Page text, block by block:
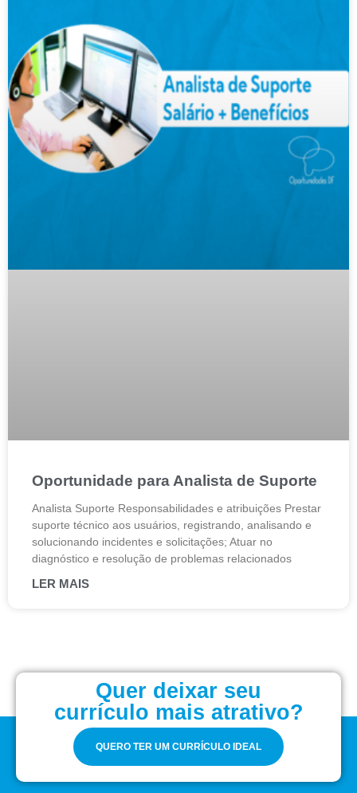
Oportunidade para Analista de Suporte
Analista Suporte Responsabilidades e atribuições Prestar
suporte técnico aos usuários, registrando, analisando e
solucionando incidentes e solicitações; Atuar no
diagnóstico e resolução de problemas relacionados
LER MAIS
Quer deixar seu
currículo mais atrativo?
QUERO TER UM CURRÍCULO IDEAL